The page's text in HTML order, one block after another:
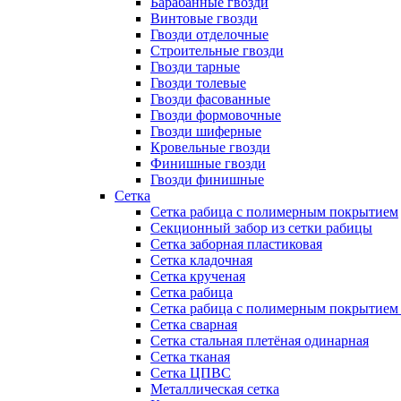
Винтовые гвозди
Гвозди отделочные
Строительные гвозди
Гвозди тарные
Гвозди толевые
Гвозди фасованные
Гвозди формовочные
Гвозди шиферные
Кровельные гвозди
Финишные гвозди
Гвозди финишные
Сетка
Сетка рабица с полимерным покрытием
Секционный забор из сетки рабицы
Сетка заборная пластиковая
Сетка кладочная
Сетка крученая
Сетка рабица
Сетка рабица с полимерным покрытием
Сетка сварная
Сетка стальная плетёная одинарная
Сетка тканая
Сетка ЦПВС
Металлическая сетка